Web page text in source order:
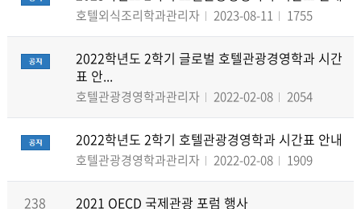
호텔외식조리학과관리자 2023-08-11 1755
2022학년도 2학기 글로벌 호텔관광경영학과 시간
표 안...
호텔관광경영학과관리자 2022-02-08 2054
2022학년도 2학기 호텔관광경영학과 시간표 안내
호텔관광경영학과관리자 2022-02-08 1909
238 2021 OECD 국제관광 포럼 행사